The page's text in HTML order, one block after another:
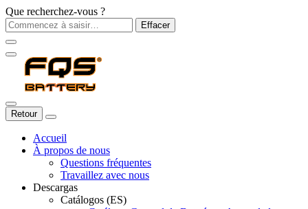
Que recherchez-vous ?
Effacer
Retour
Accueil
À propos de nous
Questions fréquentes
Travaillez avec nous
Descargas
Catálogos (ES)